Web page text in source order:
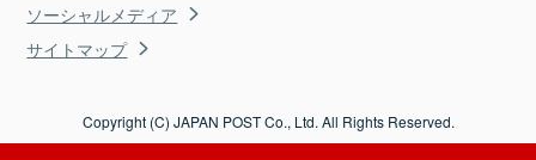
ソーシャルメディア
サイトマップ
Copyright (C) JAPAN POST Co., Ltd. All Rights Reserved.